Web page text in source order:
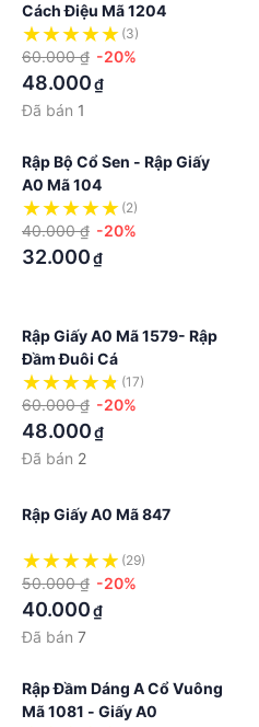
Cách Điệu Mã 1204
(3)
60.000 ₫ -20%
48.000₫
Đã bán 1
Rập Bộ Cổ Sen - Rập Giấy
A0 Mã 104
(2)
40.000 ₫ -20%
32.000₫
Rập Giấy A0 Mã 1579- Rập
Đầm Đuôi Cá
(17)
60.000 ₫ -20%
48.000₫
Đã bán 2
Rập Giấy A0 Mã 847
(29)
50.000 ₫ -20%
40.000₫
Đã bán 7
Rập Đầm Dáng A Cổ Vuông
Mã 1081 - Giấy A0